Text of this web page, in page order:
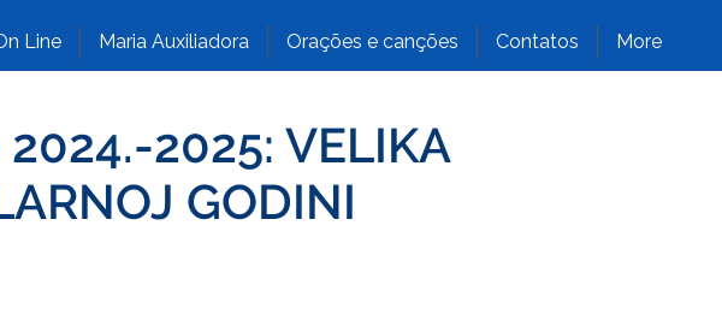
Line Maria Auxiliadora Orações e canções Contatos More
2025: VELIKA
GODINI